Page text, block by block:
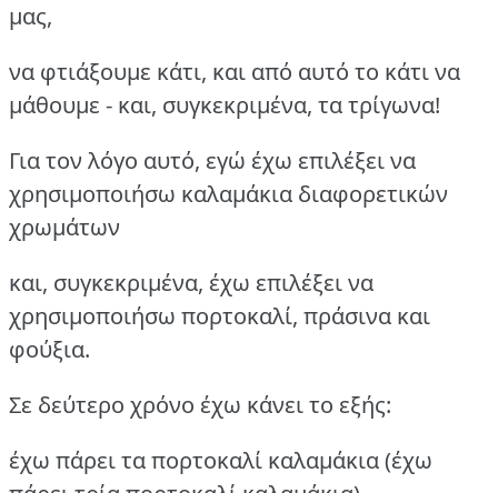
μας,
να φτιάξουμε κάτι, και από αυτό το κάτι να
μάθουμε - και, συγκεκριμένα, τα τρίγωνα!
Για τον λόγο αυτό, εγώ έχω επιλέξει να
χρησιμοποιήσω καλαμάκια διαφορετικών
χρωμάτων
και, συγκεκριμένα, έχω επιλέξει να
χρησιμοποιήσω πορτοκαλί, πράσινα και
φούξια.
Σε δεύτερο χρόνο έχω κάνει το εξής:
έχω πάρει τα πορτοκαλί καλαμάκια (έχω